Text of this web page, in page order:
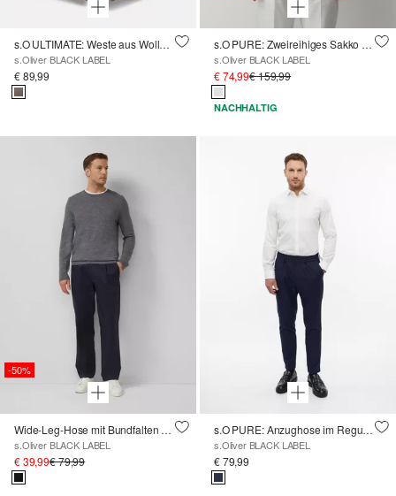
s.O ULTIMATE: Weste aus Wollmischung im Slim Fit
s.Oliver BLACK LABEL
€ 89,99
s.O PURE: Zweireihiges Sakko im Slim Fit
s.Oliver BLACK LABEL
€ 74,99€ 159,99
NACHHALTIG
-50%
Wide-Leg-Hose mit Bundfalten und Elastikbund
s.Oliver BLACK LABEL
€ 39,99€ 79,99
s.O PURE: Anzughose im Regular Fit mit Bundfalten
s.Oliver BLACK LABEL
€ 79,99